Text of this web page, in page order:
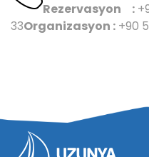
Rezervasyon :
33Organizasyon : +90